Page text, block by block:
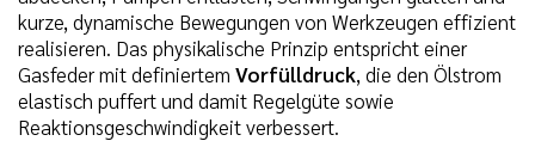
kurze, dynamische Bewegungen von Werkzeugen effizient
realisieren. Das physikalische Prinzip entspricht einer
Gasfeder mit definiertem Vorfülldruck, die den Ölstrom
elastisch puffert und damit Regelgüte sowie
Reaktionsgeschwindigkeit verbessert.